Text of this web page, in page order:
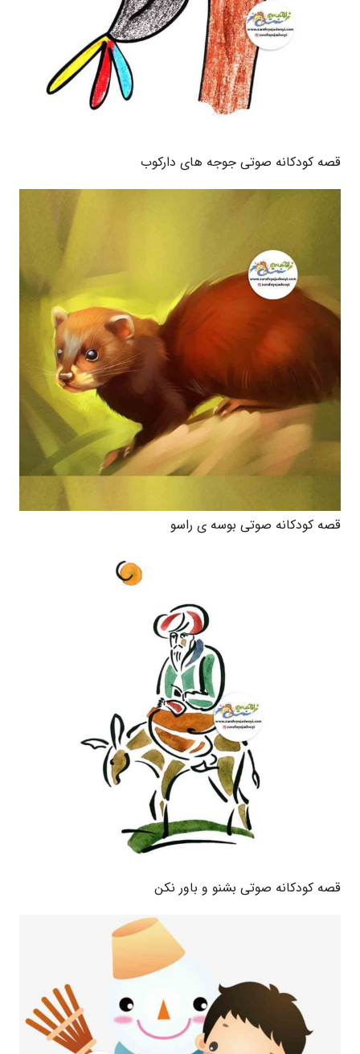
قصه کودکانه صوتی جوجه های دارکوب
قصه کودکانه صوتی بوسه ی راسو
قصه کودکانه صوتی بشنو و باور نکن